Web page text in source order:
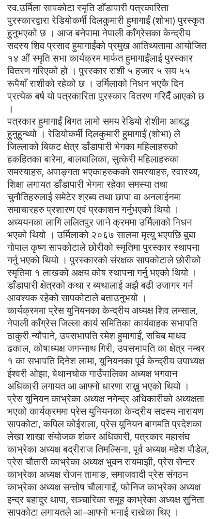
स्व.उर्मिला सापकोटा स्मृति डाँडापारी पत्रकारिता
पुरस्कारद्वारा रेडियोकर्मी दिलकुमारी हुमागाईं (शोभा) पुरस्कृत
हुनुभएको छ । आज बनेपामा नेपाली काँग्रेसका केन्द्रीय
सदस्य शिव प्रसाद हुमागाईंको प्रमुख आतिथ्यतामा आयोजित
१४ औं स्मृति सभा कार्यक्रम मार्फत हुमागाईंलाई पुरस्कार
वितरण गरिएको हो । पुरस्कार राशी ५ हजार ५ सय ५५
रूपैयाँ राशीको रहेको छ । उर्मिलाको निधन भएकै दिन
प्रत्येक बर्ष यो पत्रकारिता पुरस्कार वितरण गरिदैँ आएको छ
।
पत्रकार हुमागाईं बिगत लामो समय रेडियो रोशीमा आबद्ध
हुनुहुन्थ्यो । रेडियोकर्मी दिलकुमारी हुमागाईं (शोभा) ले
जिल्लाको बिकट क्षेत्र डाँडापारी भेगका महिलाहरुको
हकहितका बारेमा, बालबालिका, सुत्केरी महिलाहरुका
समस्याहरु, अपाङ्गता भएकाहरुकको समस्याहरु, स्वास्थ्य,
शिक्षा लगायत डाँडापारी भेगमा रहेका समस्या तथा
चुनौतिहरुलाई समेटेर श्रब्य तथा छापा वा अनलाईनमा
समाचारहरु प्रशारण एवं प्रकाशन गर्नुभएको थियो ।
अध्ययनका लागि ललितपुर जाने क्रममा उर्मिलाको निधन
भएको थियो । उर्मिलाको २०६७ सालमा मृत्यु भएपछि बुबा
गोपाल कृष्ण सापकोटाले छोरीको स्मृतिमा पुरस्कार स्थापना
गर्नु भएको थियो । पुरस्कारको संरक्षक सापकोटाले छोरीको
स्मृतिमा १ लाखको अक्षय कोष स्थापना गर्नु भएको थियो ।
डाँडापारी क्षेत्रको कथा र ब्यथालाई अझै बढी उजागर गर्न
आवश्यक रहेको सापकोटाले बताउनुभयो ।
कार्यक्रममा प्रेस युनियनका केन्द्रीय अध्यक्ष शिव लम्साल,
नेपाली काँग्रेस जिल्ला कार्य समितिका कार्यवाहक सभापति
ठाकुरी न्यौपाने, उपसभापति रमेश हुमागाईं, सचिब माधव
ढकाल, कोषाध्यक्ष जगन्नाथ गिरी, उपसभापति का क्षेत्र नम्बर
१ का सभापति दिनेश लामा, युनियनका पूर्व केन्द्रीय उपाध्यक्ष
ईश्वरी ओझा, बेथानचोक गाउँपालिका अध्यक्ष भगवान
अधिकारी लगायत आ आफ्नो धारणा राख्नु भएको थियो ।
प्रेस युनियन काभ्रेका अध्यक्ष नगेन्द्र अधिकारीको अध्यक्षता
भएको कार्यक्रममा प्रेस युनियनका केन्द्रीय सदस्य नारायण
सापकोटा, कपिल कोईराला, प्रेस युनियन बागमति प्रदेशका
लेखा शाखा संयोजक शंकर अधिकारी, पत्रकार महासंघ
काभ्रेका अध्यक्ष बद्रीराज तिमल्सिना, पूर्व अध्यक्ष महेश पौडेल,
प्रेस चौतारी काभ्रेका अध्यक्ष भुवन रायमाझी, प्रेस सेन्टर
काभ्रेका अध्यक्ष रोजन तामाङ, समाजवादी प्रेस संगठन
काभ्रेका अध्यक्ष सन्तोष चौलागाईं, फोनिज काभ्रेका अध्यक्ष
इन्द्र बहादुर थापा, सञ्चारिका समूह काभ्रेका अध्यक्ष सुनिता
सापकोटा लगायतले आ–आफ्नो भनाई राखेका थिए ।